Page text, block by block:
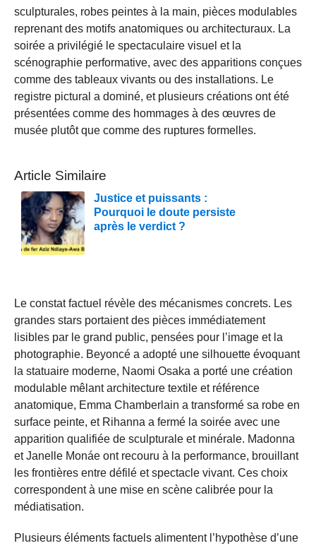
sculpturales, robes peintes à la main, pièces modulables
reprenant des motifs anatomiques ou architecturaux. La
soirée a privilégié le spectaculaire visuel et la
scénographie performative, avec des apparitions conçues
comme des tableaux vivants ou des installations. Le
registre pictural a dominé, et plusieurs créations ont été
présentées comme des hommages à des œuvres de
musée plutôt que comme des ruptures formelles.
Article Similaire
Justice et puissants :
Pourquoi le doute persiste
après le verdict ?
Le constat factuel révèle des mécanismes concrets. Les
grandes stars portaient des pièces immédiatement
lisibles par le grand public, pensées pour l’image et la
photographie. Beyoncé a adopté une silhouette évoquant
la statuaire moderne, Naomi Osaka a porté une création
modulable mêlant architecture textile et référence
anatomique, Emma Chamberlain a transformé sa robe en
surface peinte, et Rihanna a fermé la soirée avec une
apparition qualifiée de sculpturale et minérale. Madonna
et Janelle Monáe ont recouru à la performance, brouillant
les frontières entre défilé et spectacle vivant. Ces choix
correspondent à une mise en scène calibrée pour la
médiatisation.
Plusieurs éléments factuels alimentent l’hypothèse d’une